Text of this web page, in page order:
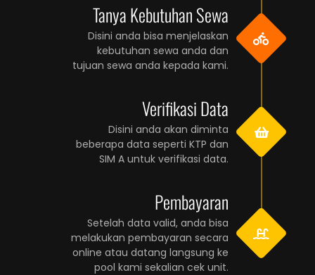
Tanya Kebutuhan Sewa
Disini anda bisa menjelaskan
kebutuhan sewa anda dan
tujuan sewa anda kepada kami.
Verifikasi Data
Disini anda akan diminta
beberapa data seperti KTP dan
SIM A untuk verifikasi data.
Pembayaran
Setelah data valid, anda bisa
melakukan pembayaran secara
online atau datang langsung ke
pool kami sekalian cek unit.